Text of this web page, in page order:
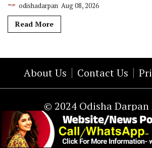
odishadarpan Aug 08, 2026
Read More
About Us Contact Us
© 2024 Odisha